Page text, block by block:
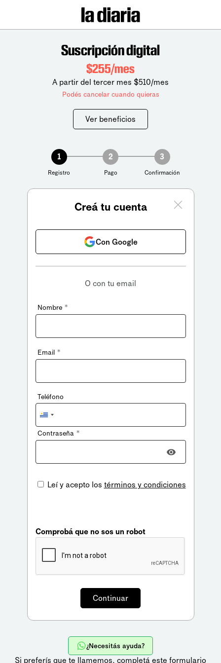
Suscripción digital
$255/mes
A partir del tercer mes $510/mes
Podés cancelar cuando quieras
Ver beneficios
1
Registro
2
Pago
3
Confirmación
Creá tu cuenta
Con Google
O con tu email
Nombre *
Email *
Teléfono
Uruguay
+598
Contraseña *
Leí y acepto los términos y condiciones
Comprobá que no sos un robot
¿Necesitás ayuda?
Si preferís que te llamemos, completá este formulario